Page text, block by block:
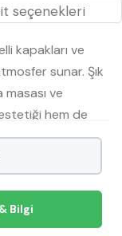
seçenekleri
kapakları ve
sunar. Şık
masası ve
hem de
Bilgi